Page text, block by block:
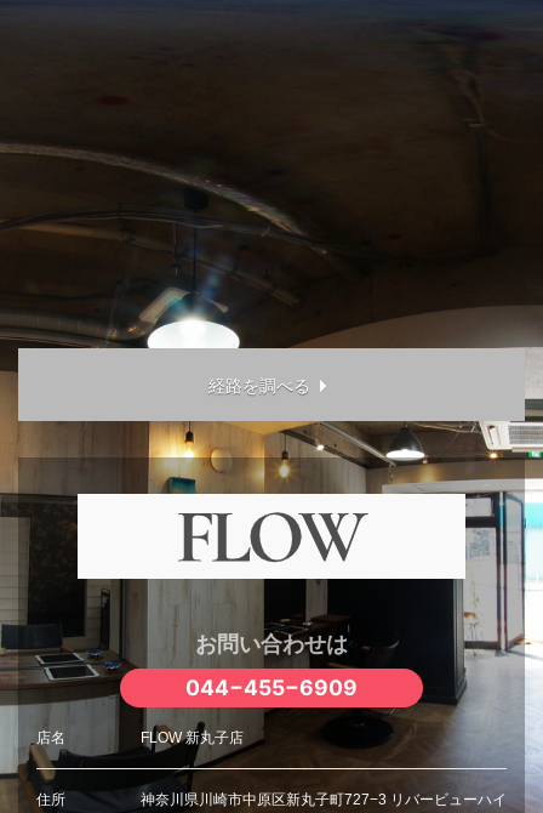
経路を調べる
お問い合わせは
044−455−6909
店名 FLOW 新丸子店
住所 神奈川県川崎市中原区新丸子町727−3 リバービューハイ